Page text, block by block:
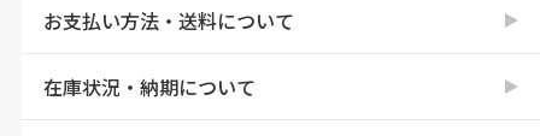
お支払い方法・送料について
在庫状況・納期について